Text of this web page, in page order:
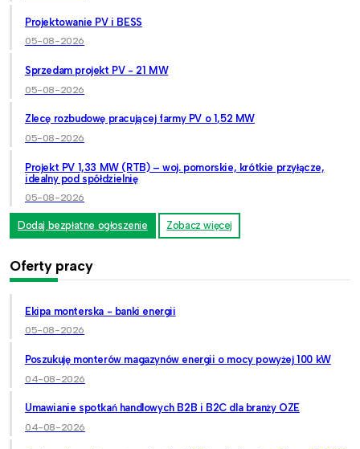
Projektowanie PV i BESS
05-08-2026
Sprzedam projekt PV - 21 MW
05-08-2026
Zlecę rozbudowę pracującej farmy PV o 1,52 MW
05-08-2026
Projekt PV 1,33 MW (RTB) – woj. pomorskie, krótkie przyłącze,
idealny pod spółdzielnię
05-08-2026
Dodaj bezpłatne ogłoszenie Zobacz więcej
Oferty pracy
Ekipa monterska - banki energii
05-08-2026
Poszukuję monterów magazynów energii o mocy powyżej 100 kW
04-08-2026
Umawianie spotkań handlowych B2B i B2C dla branży OZE
04-08-2026